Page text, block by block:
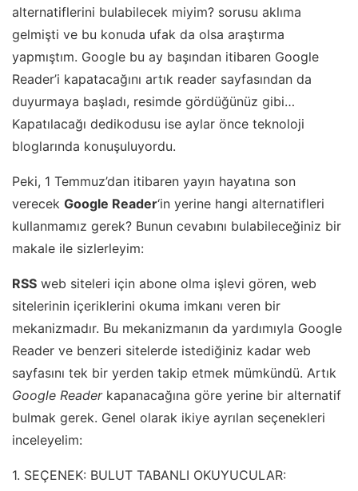
alternatiflerini bulabilecek miyim? sorusu aklıma
gelmişti ve bu konuda ufak da olsa araştırma
yapmıştım. Google bu ay başından itibaren Google
Reader’i kapatacağını artık reader sayfasından da
duyurmaya başladı, resimde gördüğünüz gibi…
Kapatılacağı dedikodusu ise aylar önce teknoloji
bloglarında konuşuluyordu.
Peki, 1 Temmuz’dan itibaren yayın hayatına son
verecek Google Reader‘in yerine hangi alternatifleri
kullanmamız gerek? Bunun cevabını bulabileceğiniz bir
makale ile sizlerleyim:
RSS web siteleri için abone olma işlevi gören, web
sitelerinin içeriklerini okuma imkanı veren bir
mekanizmadır. Bu mekanizmanın da yardımıyla Google
Reader ve benzeri sitelerde istediğiniz kadar web
sayfasını tek bir yerden takip etmek mümkündü. Artık
Google Readerkapanacağına göre yerine bir alternatif
bulmak gerek. Genel olarak ikiye ayrılan seçenekleri
inceleyelim:
1. SEÇENEK: BULUT TABANLI OKUYUCULAR: